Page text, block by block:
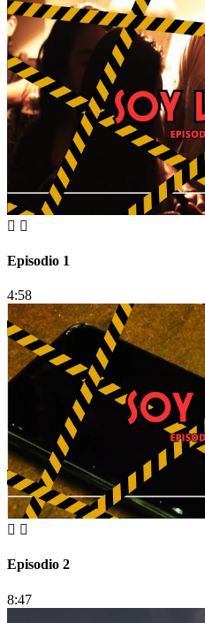
Episodio 1
4:58
Episodio 2
8:47